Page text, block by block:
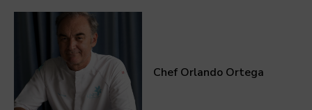
Chef Orlando Ortega